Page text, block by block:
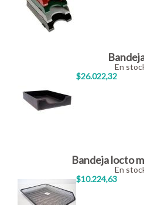
$26.022,32
En
Bandeja locto
$10.224,63
En